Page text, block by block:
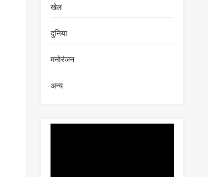
खेल
दुनिया
मनोरंजन
अन्य